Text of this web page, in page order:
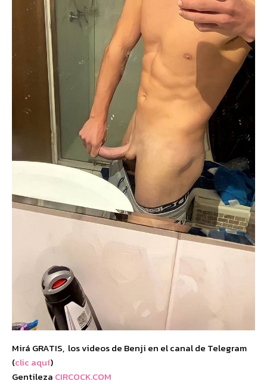
Mirá GRATIS, los videos de Benji en el canal de Telegram
(clic aquí)
Gentileza CIRCOCK.COM